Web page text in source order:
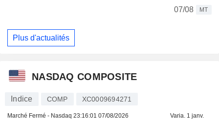
07/08
MT
Plus d'actualités
NASDAQ COMPOSITE
Indice COMP XC0009694271
Marché Fermé - Nasdaq 23:16:01 07/08/2026 Varia. 1 janv.